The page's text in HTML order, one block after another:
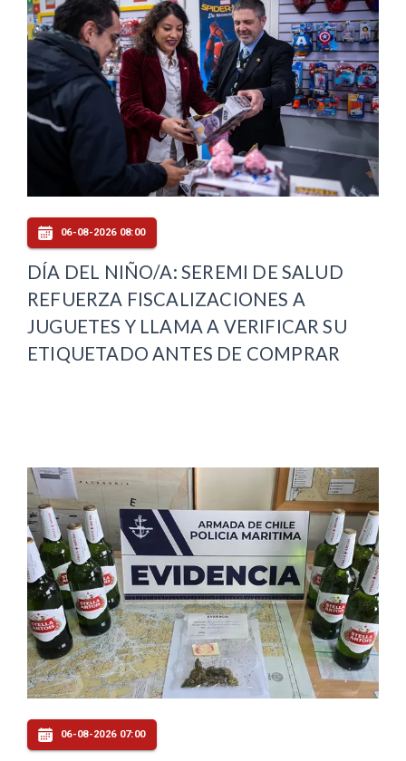
06-08-2026 08:00
DÍA DEL NIÑO/A: SEREMI DE SALUD
REFUERZA FISCALIZACIONES A
JUGUETES Y LLAMA A VERIFICAR SU
ETIQUETADO ANTES DE COMPRAR
06-08-2026 07:00